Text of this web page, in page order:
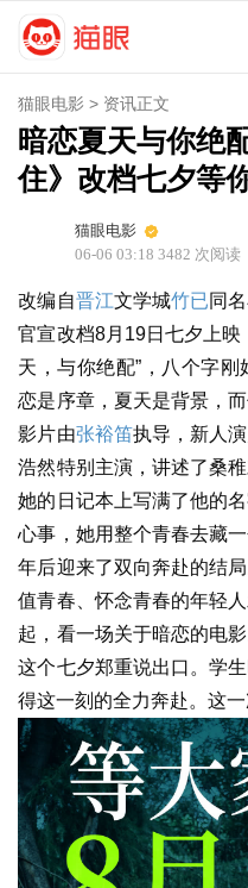
猫眼电影 > 资讯正文
暗恋夏天与你绝
住》改档七夕等
猫眼电影
06-06 03:18 3482 次阅读
改编自晋江文学城竹已同
官宣改档8月19日七夕上映
天，与你绝配”，八个字
恋是序章，夏天是背景，
影片由张裕笛执导，新人
浩然特别主演，讲述了桑
她的日记本上写满了他的
心事，她用整个青春去藏
年后迎来了双向奔赴的结
值青春、怀念青春的年轻
起，看一场关于暗恋的电
这个七夕郑重说出口。学
得这一刻的全力奔赴。这